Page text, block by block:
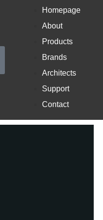
Homepage
About
Products
Brands
Architects
Support
Contact